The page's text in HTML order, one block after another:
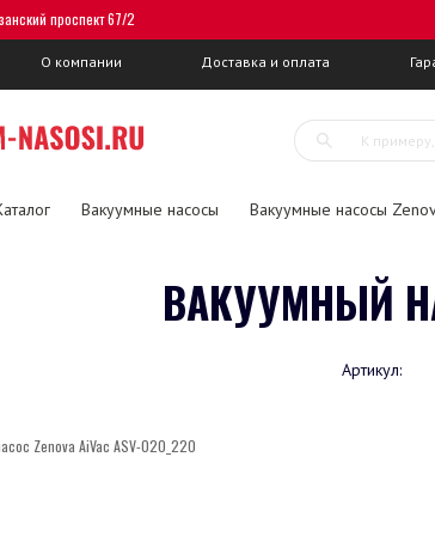
проспект 67/2
О компании Доставка и оплата
Вакуумные насосы Вакуумные насосы
ВАКУУМНЫЙ
Артикул: